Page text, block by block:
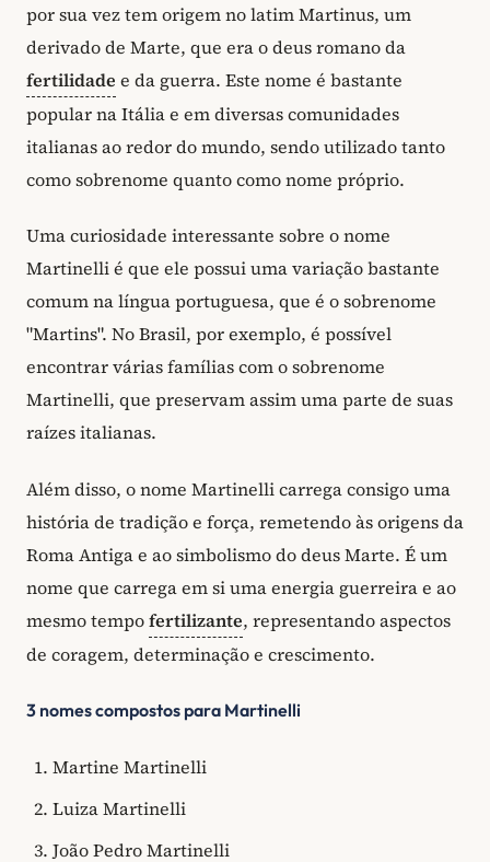
por sua vez tem origem no latim Martinus, um
derivado de Marte, que era o deus romano da
fertilidade e da guerra. Este nome é bastante
popular na Itália e em diversas comunidades
italianas ao redor do mundo, sendo utilizado tanto
como sobrenome quanto como nome próprio.
Uma curiosidade interessante sobre o nome
Martinelli é que ele possui uma variação bastante
comum na língua portuguesa, que é o sobrenome
"Martins". No Brasil, por exemplo, é possível
encontrar várias famílias com o sobrenome
Martinelli, que preservam assim uma parte de suas
raízes italianas.
Além disso, o nome Martinelli carrega consigo uma
história de tradição e força, remetendo às origens da
Roma Antiga e ao simbolismo do deus Marte. É um
nome que carrega em si uma energia guerreira e ao
mesmo tempofertilizante, representando aspectos
de coragem, determinação e crescimento.
3 nomes compostos para Martinelli
Martine Martinelli
Luiza Martinelli
João Pedro Martinelli